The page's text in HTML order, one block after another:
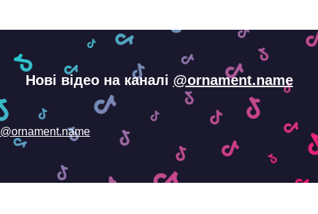
Нові відео на каналі @ornament.name
@ornament.name